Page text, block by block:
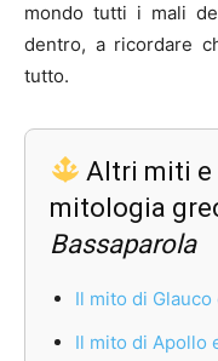
mondo tutti i mali
dentro, a ricordare
tutto.
Altri miti e
mitologia
Bassaparola
Il mito di Glauco
Il mito di Apollo